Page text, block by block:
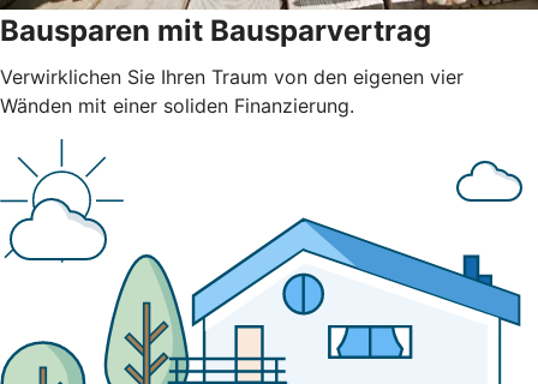
Bausparen mit Bausparvertrag
Verwirklichen Sie Ihren Traum von den eigenen vier
Wänden mit einer soliden Finanzierung.